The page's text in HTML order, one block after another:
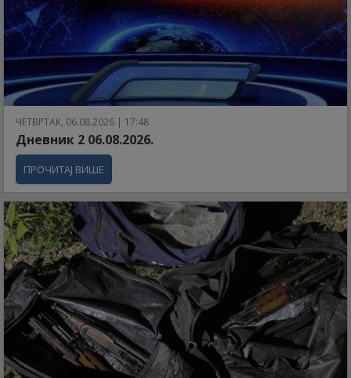
ЧЕТВРТАК, 06.08.2026 | 17:48
Дневник 2 06.08.2026.
ПРОЧИТАЈ ВИШЕ